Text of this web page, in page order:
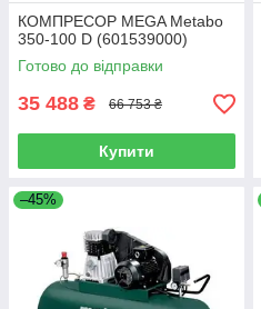
КОМПРЕСОР MEGA Metabo
350-100 D (601539000)
Готово до відправки
35 488 ₴ 66 753 ₴
Купити
–45%